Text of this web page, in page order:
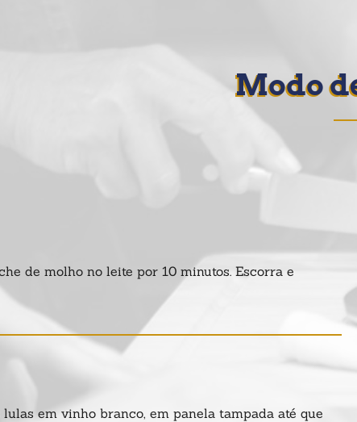
Modo
de molho no leite por 10 minutos. Escorra e
lulas em vinho branco, em panela tampada até que